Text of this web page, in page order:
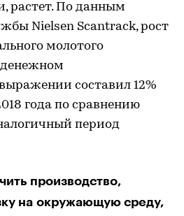
растет. По данным
Nielsen Scantrack, рост
молотого
денежном
составил 12%
года по сравнению
период
производство,
на окружающую среду,